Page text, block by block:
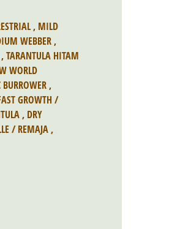
, MILD
WEBBER,
,TARANTULA HITAM
WORLD
,
GROWTH /
, DRY
/ REMAJA,